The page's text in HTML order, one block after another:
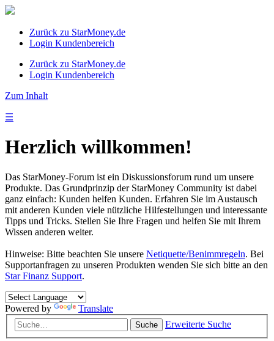
Zurück zu StarMoney.de
Login Kundenbereich
Zurück zu StarMoney.de
Login Kundenbereich
Zum Inhalt
☰
Herzlich willkommen!
Das StarMoney-Forum ist ein Diskussionsforum rund um unsere
Produkte. Das Grundprinzip der StarMoney Community ist dabei
ganz einfach: Kunden helfen Kunden. Erfahren Sie im Austausch
mit anderen Kunden viele nützliche Hilfestellungen und interessante
Tipps und Tricks. Stellen Sie Ihre Fragen und helfen Sie mit Ihrem
Wissen anderen weiter.
Hinweise: Bitte beachten Sie unsere Netiquette/Benimmregeln. Bei
Supportanfragen zu unseren Produkten wenden Sie sich bitte an den
Star Finanz Support.
Powered by Translate
Suche Erweiterte Suche